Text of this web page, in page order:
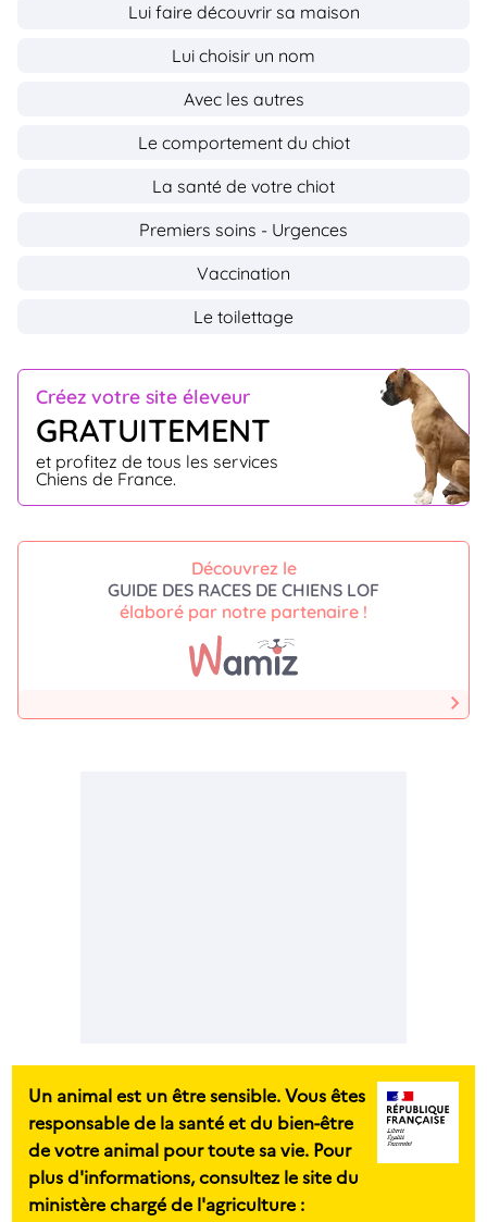
Créez votre site éleveur
GRATUITEMENT
et profitez de tous les services
Chiens de France.
Découvrez le
GUIDE DES RACES DE CHIENS LOF
élaboré par notre partenaire !
Lui faire découvrir sa maison
Lui choisir un nom
Avec les autres
Le comportement du chiot
La santé de votre chiot
Premiers soins - Urgences
Vaccination
Le toilettage
Un animal est un être sensible. Vous êtes
responsable de la santé et du bien-être
de votre animal pour toute sa vie. Pour
plus d'informations, consultez le site du
ministère chargé de l'agriculture :